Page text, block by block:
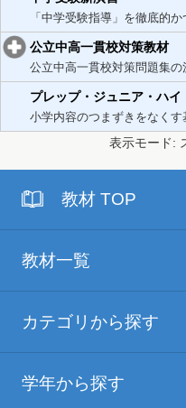
「中学受験指導」を徹底的
公立中高一貫校対策教材
公立中高一貫校対策問題集の
プレップ・ジュニア・ハイ
小学内容のつまずきをなく
表示モード:
教材 TOP
教材一覧
カテゴリから探す
学年から探す